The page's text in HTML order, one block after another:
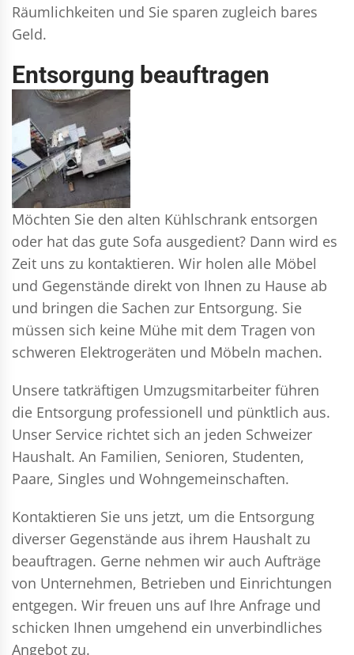
Räumlichkeiten und Sie sparen zugleich bares
Geld.
Entsorgung beauftragen
Möchten Sie den alten Kühlschrank entsorgen
oder hat das gute Sofa ausgedient? Dann wird es
Zeit uns zu kontaktieren. Wir holen alle Möbel
und Gegenstände direkt von Ihnen zu Hause ab
und bringen die Sachen zur Entsorgung. Sie
müssen sich keine Mühe mit dem Tragen von
schweren Elektrogeräten und Möbeln machen.
Unsere tatkräftigen Umzugsmitarbeiter führen
die Entsorgung professionell und pünktlich aus.
Unser Service richtet sich an jeden Schweizer
Haushalt. An Familien, Senioren, Studenten,
Paare, Singles und Wohngemeinschaften.
Kontaktieren Sie uns jetzt, um die Entsorgung
diverser Gegenstände aus ihrem Haushalt zu
beauftragen. Gerne nehmen wir auch Aufträge
von Unternehmen, Betrieben und Einrichtungen
entgegen. Wir freuen uns auf Ihre Anfrage und
schicken Ihnen umgehend ein unverbindliches
Angebot zu.